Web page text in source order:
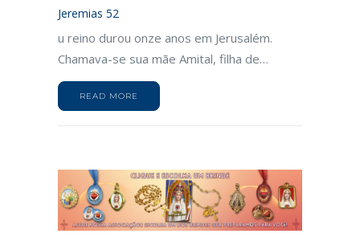
Jeremias 52
u reino durou onze anos em Jerusalém.
Chamava-se sua mãe Amital, filha de…
READ MORE